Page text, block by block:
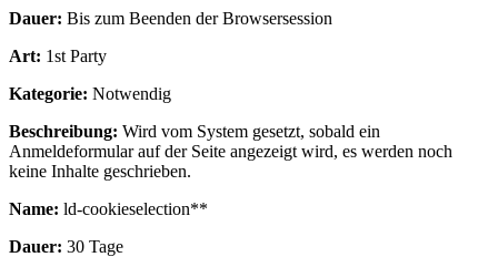
Dauer: Bis zum Beenden der Browsersession
Art: 1st Party
Kategorie: Notwendig
Beschreibung: Wird vom System gesetzt, sobald ein
Anmeldeformular auf der Seite angezeigt wird, es werden noch
keine Inhalte geschrieben.
Name: ld-cookieselection**
Dauer: 30 Tage